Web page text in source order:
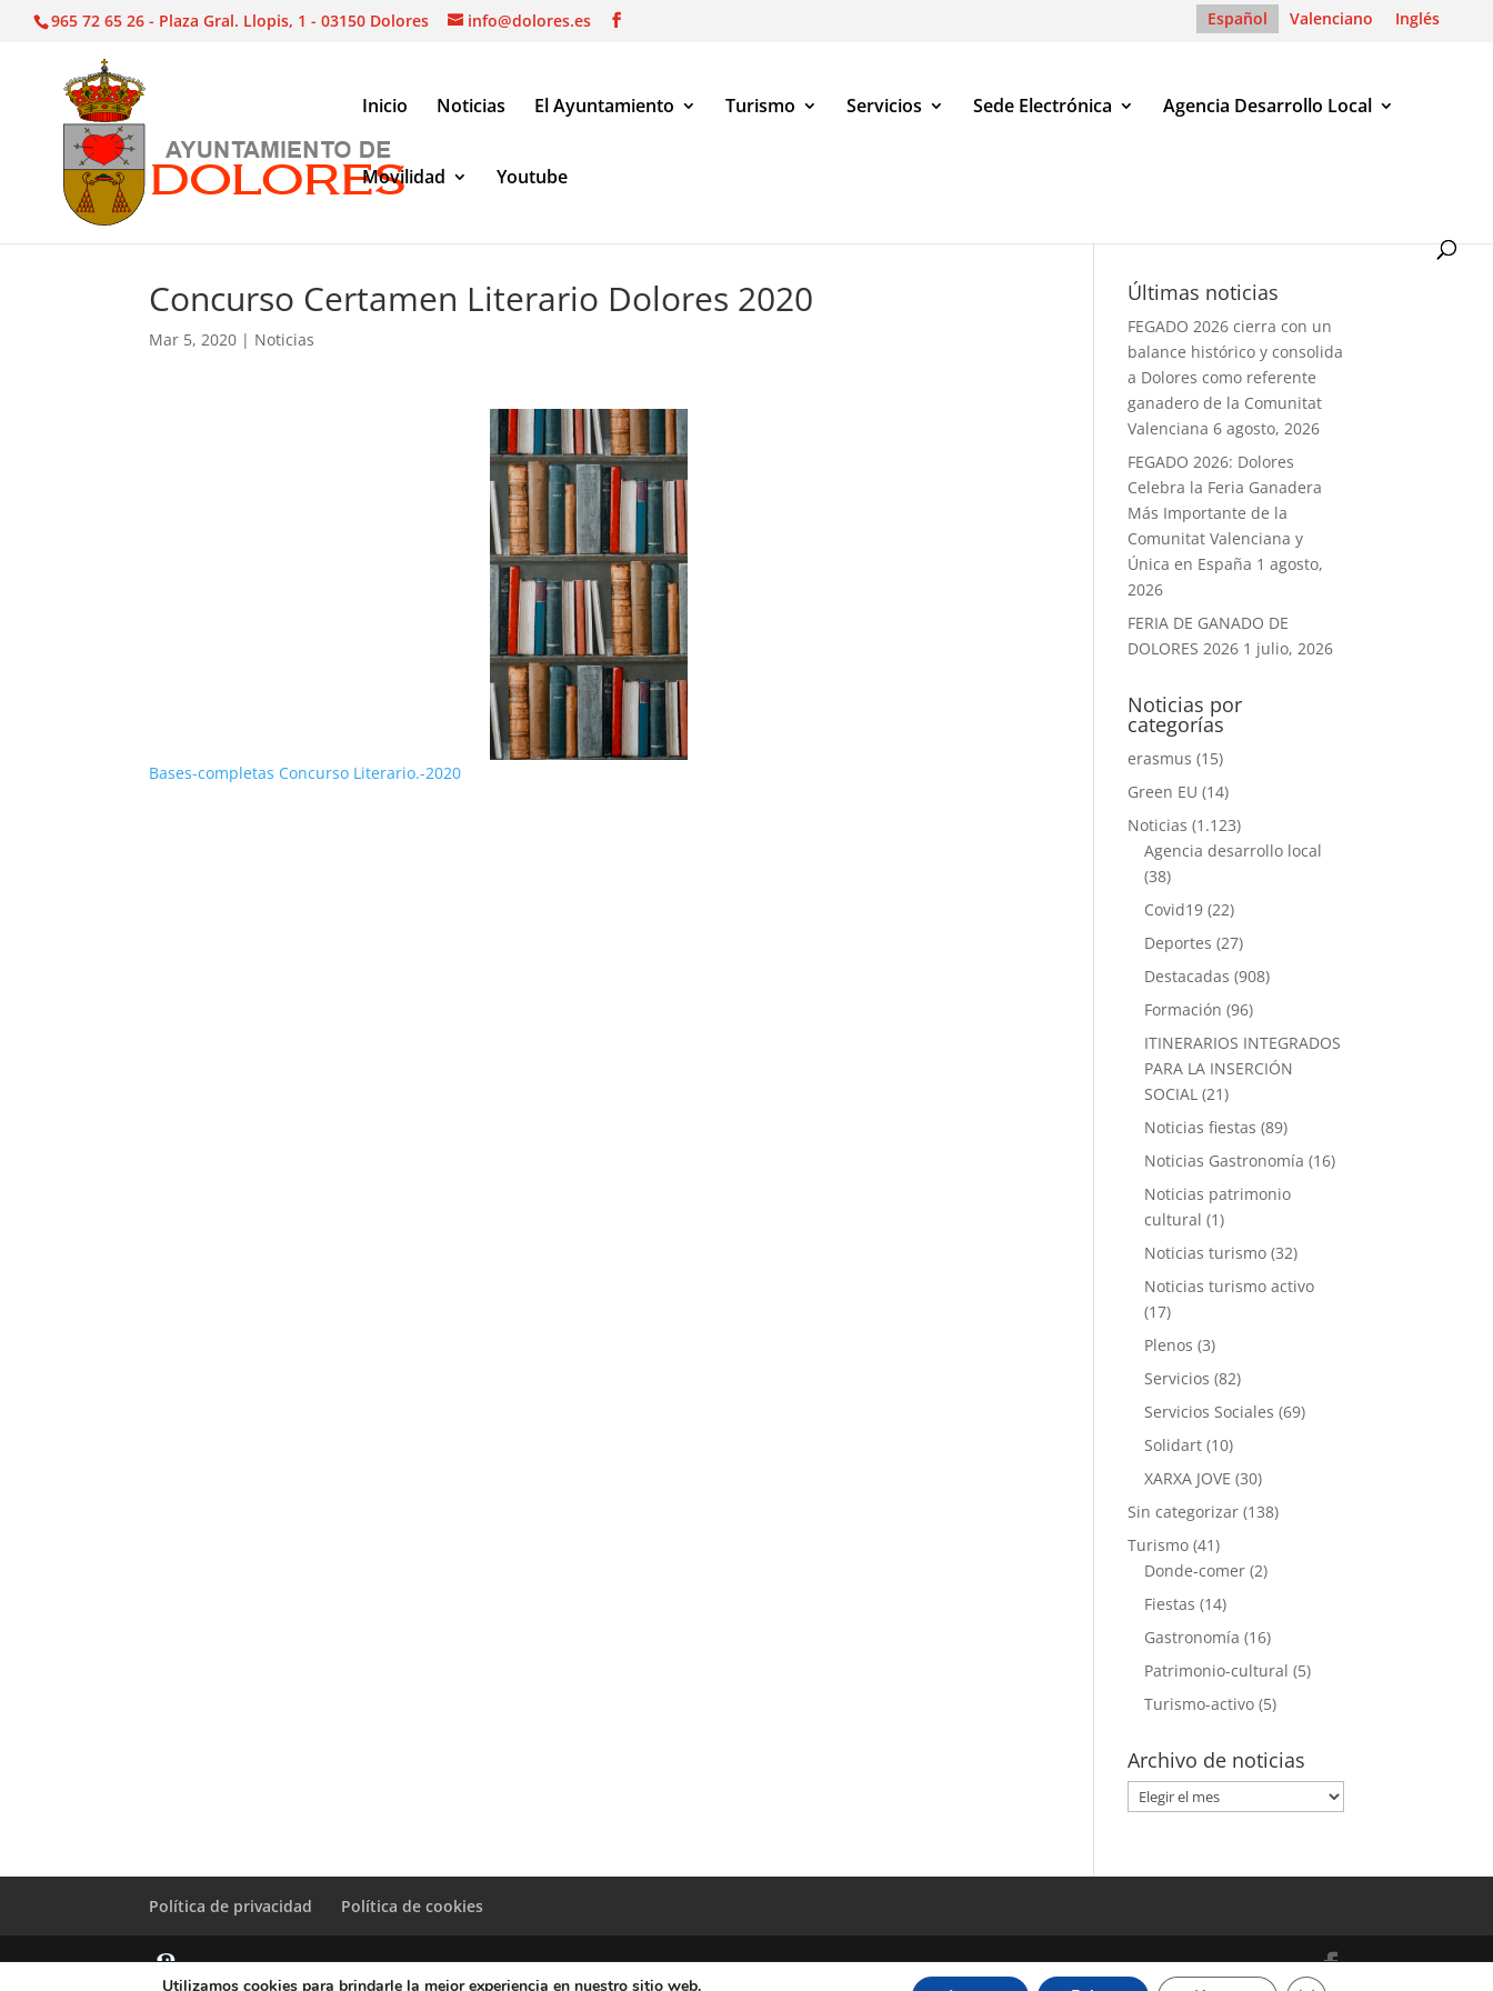
965 72 65 26 - Plaza Gral. Llopis, 1 - 03150 Dolores info@dolores.es Español Valenciano Inglés
Inicio Noticias El Ayuntamiento Turismo Servicios Sede Electrónica Agencia Desarrollo Local
Movilidad Youtube
Concurso Certamen Literario Dolores 2020
Mar 5, 2020 | Noticias
Bases-completas Concurso Literario.-2020
Últimas noticias
FEGADO 2026 cierra con un
balance histórico y consolida
a Dolores como referente
ganadero de la Comunitat
Valenciana 6 agosto, 2026
FEGADO 2026: Dolores
Celebra la Feria Ganadera
Más Importante de la
Comunitat Valenciana y
Única en España 1 agosto,
2026
FERIA DE GANADO DE
DOLORES 2026 1 julio, 2026
Noticias por
categorías
erasmus (15)
Green EU (14)
Noticias (1.123)
Agencia desarrollo local
(38)
Covid19 (22)
Deportes (27)
Destacadas (908)
Formación (96)
ITINERARIOS INTEGRADOS
PARA LA INSERCIÓN
SOCIAL (21)
Noticias fiestas (89)
Noticias Gastronomía (16)
Noticias patrimonio
cultural (1)
Noticias turismo (32)
Noticias turismo activo
(17)
Plenos (3)
Servicios (82)
Servicios Sociales (69)
Solidart (10)
XARXA JOVE (30)
Sin categorizar (138)
Turismo (41)
Donde-comer (2)
Fiestas (14)
Gastronomía (16)
Patrimonio-cultural (5)
Turismo-activo (5)
Archivo de noticias
Archivo
de
Política de privacidad Política de cookies
Utilizamos cookies para brindarle la mejor experiencia en nuestro sitio web.